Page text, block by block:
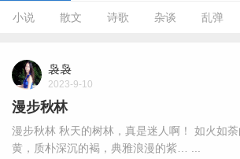
小说 散文 诗歌 杂谈 乱弹
袅袅
2023-9-10
漫步秋林
漫步秋林 秋天的树林，真是迷人啊！ 如火如
黄，质朴深沉的褐，典雅浪漫的紫… ...